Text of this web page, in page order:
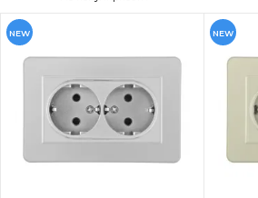
NEW NEW